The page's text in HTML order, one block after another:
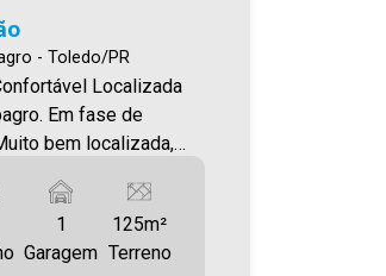
- Toledo/PR
Localizada
Em fase de
- Sala de estar (com
(integrada com a sala
- 01 quarto - 02
1
Garagem
125m²
Terreno